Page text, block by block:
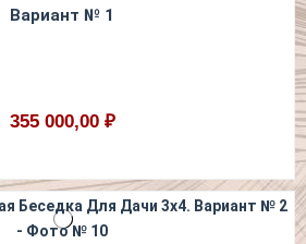
Вариант № 1
355 000,00 ₽